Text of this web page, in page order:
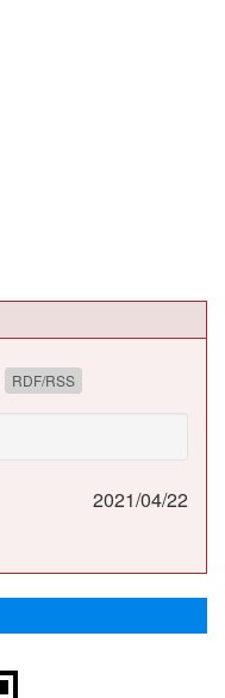
RDF/RSS
2021/04/22